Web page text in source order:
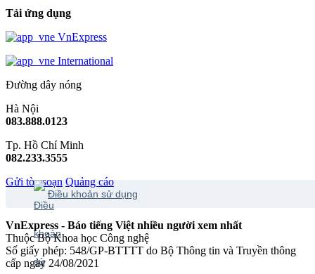
Tải ứng dụng
VnExpress
International
Đường dây nóng
Hà Nội
083.888.0123
Tp. Hồ Chí Minh
082.233.3555
Gửi tòa soạn Quảng cáo
Điều khoản sử dụng
VnExpress - Báo tiếng Việt nhiều người xem nhất
Thuộc Bộ Khoa học Công nghệ
Số giấy phép: 548/GP-BTTTT do Bộ Thông tin và Truyền thông
cấp ngày 24/08/2021